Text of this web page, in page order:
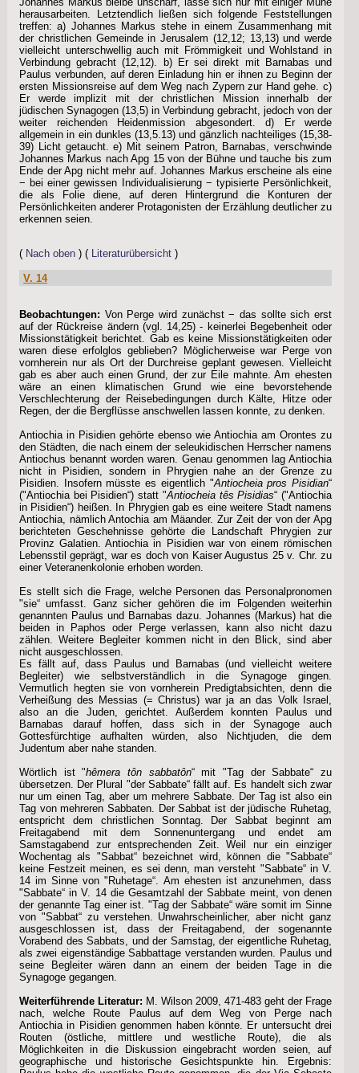
herausarbeiten. Letztendlich ließen sich folgende Feststellungen
treffen: a) Johannes Markus stehe in einem Zusammenhang mit
der christlichen Gemeinde in Jerusalem (12,12; 13,13) und werde
vielleicht unterschwellig auch mit Frömmigkeit und Wohlstand in
Verbindung gebracht (12,12). b) Er sei direkt mit Barnabas und
Paulus verbunden, auf deren Einladung hin er ihnen zu Beginn der
ersten Missionsreise auf dem Weg nach Zypern zur Hand gehe. c)
Er werde implizit mit der christlichen Mission innerhalb der
jüdischen Synagogen (13,5) in Verbindung gebracht, jedoch von der
weiter reichenden Heidenmission abgesondert. d) Er werde
allgemein in ein dunkles (13,5.13) und gänzlich nachteiliges (15,38-
39) Licht getaucht. e) Mit seinem Patron, Barnabas, verschwinde
Johannes Markus nach Apg 15 von der Bühne und tauche bis zum
Ende der Apg nicht mehr auf. Johannes Markus erscheine als eine
− bei einer gewissen Individualisierung − typisierte Persönlichkeit,
die als Folie diene, auf deren Hintergrund die Konturen der
Persönlichkeiten anderer Protagonisten der Erzählung deutlicher zu
erkennen seien.
( Nach oben ) ( Literaturübersicht )
V. 14
Beobachtungen: Von Perge wird zunächst − das sollte sich erst
auf der Rückreise ändern (vgl. 14,25) - keinerlei Begebenheit oder
Missionstätigkeit berichtet. Gab es keine Missionstätigkeiten oder
waren diese erfolglos geblieben? Möglicherweise war Perge von
vornherein nur als Ort der Durchreise geplant gewesen. Vielleicht
gab es aber auch einen Grund, der zur Eile mahnte. Am ehesten
wäre an einen klimatischen Grund wie eine bevorstehende
Verschlechterung der Reisebedingungen durch Kälte, Hitze oder
Regen, der die Bergflüsse anschwellen lassen konnte, zu denken.
Antiochia in Pisidien gehörte ebenso wie Antiochia am Orontes zu
den Städten, die nach einem der seleukidischen Herrscher namens
Antiochus benannt worden waren. Genau genommen lag Antiochia
nicht in Pisidien, sondern in Phrygien nahe an der Grenze zu
Pisidien. Insofern müsste es eigentlich "Antiocheia pros Pisidian“
("Antiochia bei Pisidien“) statt "Antiocheia tês Pisidias“ ("Antiochia
in Pisidien“) heißen. In Phrygien gab es eine weitere Stadt namens
Antiochia, nämlich Antochia am Mäander. Zur Zeit der von der Apg
berichteten Geschehnisse gehörte die Landschaft Phrygien zur
Provinz Galatien. Antiochia in Pisidien war von einem römischen
Lebensstil geprägt, war es doch von Kaiser Augustus 25 v. Chr. zu
einer Veteranenkolonie erhoben worden.
Es stellt sich die Frage, welche Personen das Personalpronomen
"sie“ umfasst. Ganz sicher gehören die im Folgenden weiterhin
genannten Paulus und Barnabas dazu. Johannes (Markus) hat die
beiden in Paphos oder Perge verlassen, kann also nicht dazu
zählen. Weitere Begleiter kommen nicht in den Blick, sind aber
nicht ausgeschlossen.
Es fällt auf, dass Paulus und Barnabas (und vielleicht weitere
Begleiter) wie selbstverständlich in die Synagoge gingen.
Vermutlich hegten sie von vornherein Predigtabsichten, denn die
Verheißung des Messias (= Christus) war ja an das Volk Israel,
also an die Juden, gerichtet. Außerdem konnten Paulus und
Barnabas darauf hoffen, dass sich in der Synagoge auch
Gottesfürchtige aufhalten würden, also Nichtjuden, die dem
Judentum aber nahe standen.
Wörtlich ist "hêmera tôn sabbatôn“ mit "Tag der Sabbate“ zu
übersetzen. Der Plural "der Sabbate“ fällt auf. Es handelt sich zwar
nur um einen Tag, aber um mehrere Sabbate. Der Tag ist also ein
Tag von mehreren Sabbaten. Der Sabbat ist der jüdische Ruhetag,
entspricht dem christlichen Sonntag. Der Sabbat beginnt am
Freitagabend mit dem Sonnenuntergang und endet am
Samstagabend zur entsprechenden Zeit. Weil nur ein einziger
Wochentag als "Sabbat“ bezeichnet wird, können die "Sabbate“
keine Festzeit meinen, es sei denn, man versteht "Sabbate“ in V.
14 im Sinne von "Ruhetage“. Am ehesten ist anzunehmen, dass
"Sabbate“ in V. 14 die Gesamtzahl der Sabbate meint, von denen
der genannte Tag einer ist. "Tag der Sabbate“ wäre somit im Sinne
von "Sabbat“ zu verstehen. Unwahrscheinlicher, aber nicht ganz
ausgeschlossen ist, dass der Freitagabend, der sogenannte
Vorabend des Sabbats, und der Samstag, der eigentliche Ruhetag,
als zwei eigenständige Sabbattage verstanden wurden. Paulus und
seine Begleiter wären dann an einem der beiden Tage in die
Synagoge gegangen.
Weiterführende Literatur: M. Wilson 2009, 471-483 geht der Frage
nach, welche Route Paulus auf dem Weg von Perge nach
Antiochia in Pisidien genommen haben könnte. Er untersucht drei
Routen (östliche, mittlere und westliche Route), die als
Möglichkeiten in die Diskussion eingebracht worden seien, auf
geographische und historische Gesichtspunkte hin. Ergebnis: